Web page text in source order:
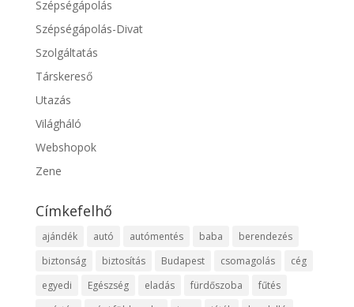
Szépségápolás
Szépségápolás-Divat
Szolgáltatás
Társkereső
Utazás
Világháló
Webshopok
Zene
Címkefelhő
ajándék autó autómentés baba
berendezés
biztonság
biztosítás Budapest csomagolás
cég
egyedi
Egészség eladás fürdőszoba
fűtés